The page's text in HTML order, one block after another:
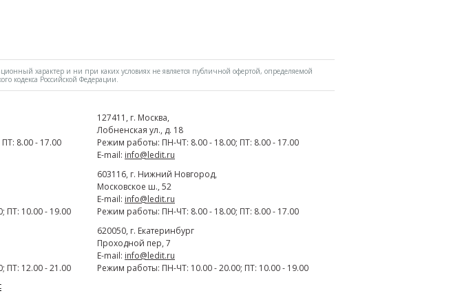
характер и ни при каких условиях не является публичной офертой, определяемой
кодекса Российской Федерации.
8.00 - 17.00
127411 , г. Москва,
Лобненская ул., д. 18
Режим работы: ПН-ЧТ: 8.00 - 18.00; ПТ: 8.00 - 17.00
E-mail: info@ledit.ru
ПТ: 10.00 - 19.00
603116, г. Нижний Новгород,
Московское ш., 52
E-mail: info@ledit.ru
Режим работы: ПН-ЧТ: 8.00 - 18.00; ПТ: 8.00 - 17.00
ПТ: 12.00 - 21.00
620050, г. Екатеринбург
Проходной пер, 7
E-mail: info@ledit.ru
Режим работы: ПН-ЧТ: 10.00 - 20.00; ПТ: 10.00 - 19.00